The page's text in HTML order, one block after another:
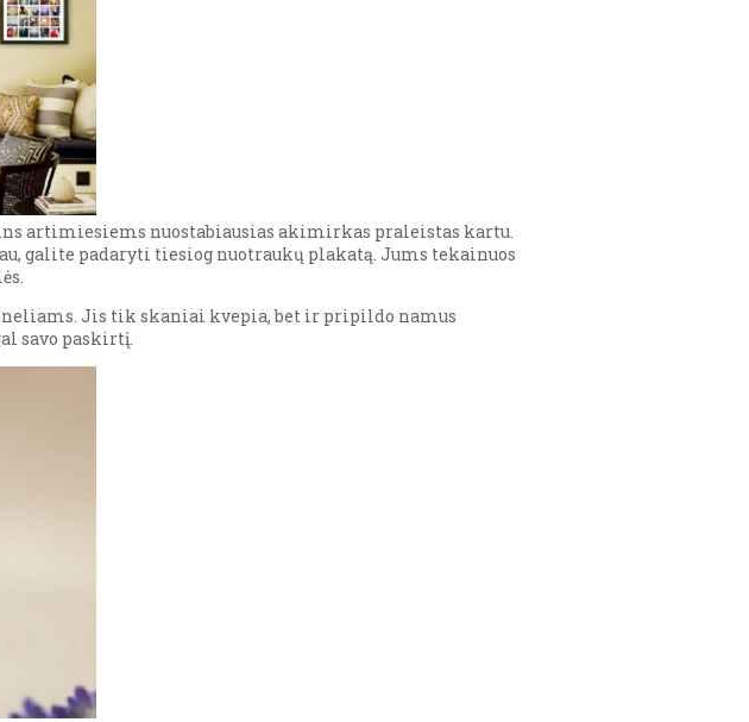
artimiesiems nuostabiausias akimirkas praleistas kartu.
galite padaryti tiesiog nuotraukų plakatą. Jums tekainuos
Jis tik skaniai kvepia, bet ir pripildo namus
savo paskirtį.